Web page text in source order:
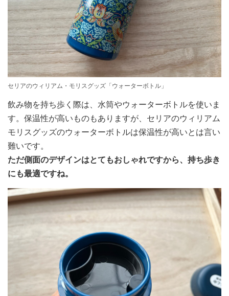
セリアのウィリアム・モリスグッズ「ウォーターボトル」
飲み物を持ち歩く際は、水筒やウォーターボトルを使いま
す。保温性が高いものもありますが、セリアのウィリアム
モリスグッズのウォーターボトルは保温性が高いとは言い
難いです。
ただ側面のデザインはとてもおしゃれですから、持ち歩き
にも最適ですね。